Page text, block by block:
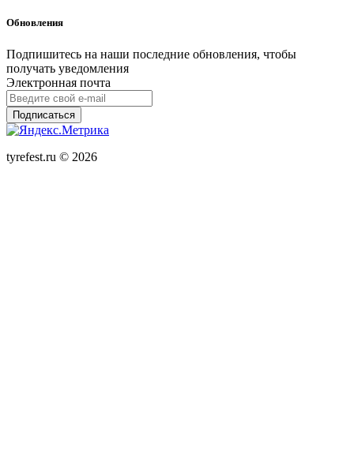
Обновления
Подпишитесь на наши последние обновления, чтобы
получать уведомления
Электронная почта
Подписаться
tyrefest.ru © 2026